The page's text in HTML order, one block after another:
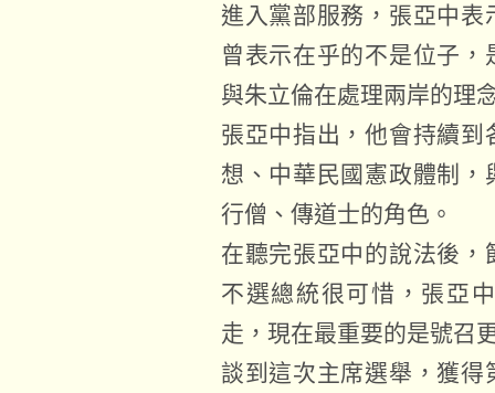
進入黨部服務，張亞中
曾表示在乎的不是位子
與朱立倫在處理兩岸的理
張亞中指出，他會持續
想、中華民國憲政體制
行僧、傳道士的角色。
在聽完張亞中的說法後
不選總統很可惜，張亞
走，現在最重要的是號召
談到這次主席選舉，獲得